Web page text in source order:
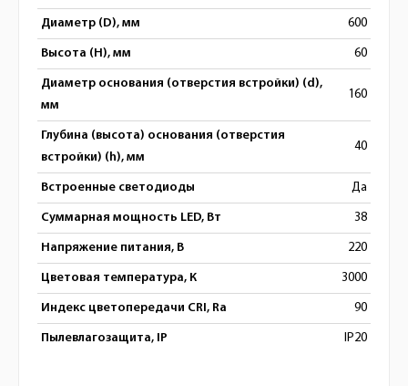
Диаметр (D), мм 600
Высота (H), мм 60
Диаметр основания (отверстия встройки) (d),
мм
160
Глубина (высота) основания (отверстия
встройки) (h), мм
40
Встроенные светодиоды Да
Суммарная мощность LED, Вт 38
Напряжение питания, В 220
Цветовая температура, К 3000
Индекс цветопередачи CRI, Ra 90
Пылевлагозащита, IP IP20